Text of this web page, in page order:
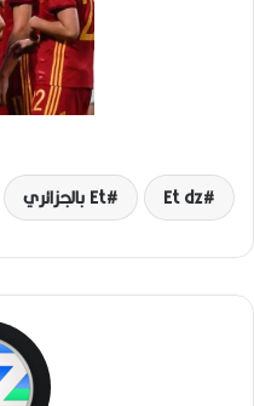
Et dz Et بالجزائري